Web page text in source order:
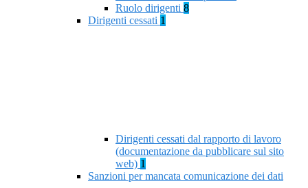
Ruolo dirigenti 8
Dirigenti cessati 1
Dirigenti cessati dal rapporto di lavoro
(documentazione da pubblicare sul sito
web) 1
Sanzioni per mancata comunicazione dei dati